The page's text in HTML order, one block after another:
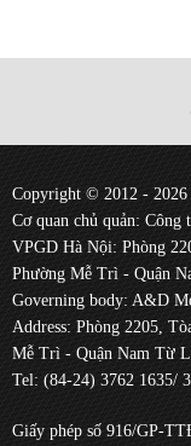
Copyright © 2012 -
Cơ quan chủ quản: Công
VPGD Hà Nội: Phòng
Phường Mễ Trì - Quận
Governing body: A&D
Address: Phòng 2205,
Mễ Trì - Quận Nam Từ
Tel: (84-24) 3762 1635/
Giấy phép số 916/GP-